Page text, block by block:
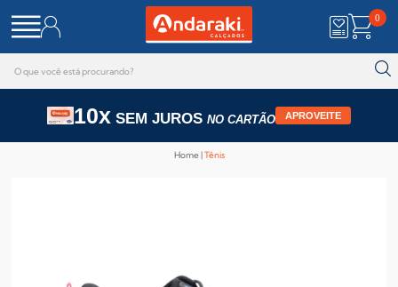
0
10x SEM JUROS NO CARTÃO APROVEITE
Home Tênis